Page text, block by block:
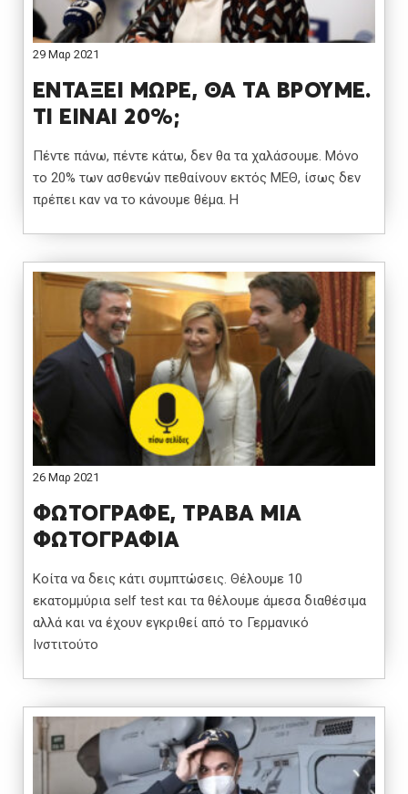
29 Μαρ 2021
ΕΝΤΑΞΕΙ ΜΩΡΕ, ΘΑ ΤΑ ΒΡΟΥΜΕ.
ΤΙ ΕΙΝΑΙ 20%;
Πέντε πάνω, πέντε κάτω, δεν θα τα χαλάσουμε. Μόνο
το 20% των ασθενών πεθαίνουν εκτός ΜΕΘ, ίσως δεν
πρέπει καν να το κάνουμε θέμα. Η
26 Μαρ 2021
ΦΩΤΟΓΡΑΦΕ, ΤΡΑΒΑ ΜΙΑ
ΦΩΤΟΓΡΑΦΙΑ
Κοίτα να δεις κάτι συμπτώσεις. Θέλουμε 10
εκατομμύρια self test και τα θέλουμε άμεσα διαθέσιμα
αλλά και να έχουν εγκριθεί από το Γερμανικό
Ινστιτούτο